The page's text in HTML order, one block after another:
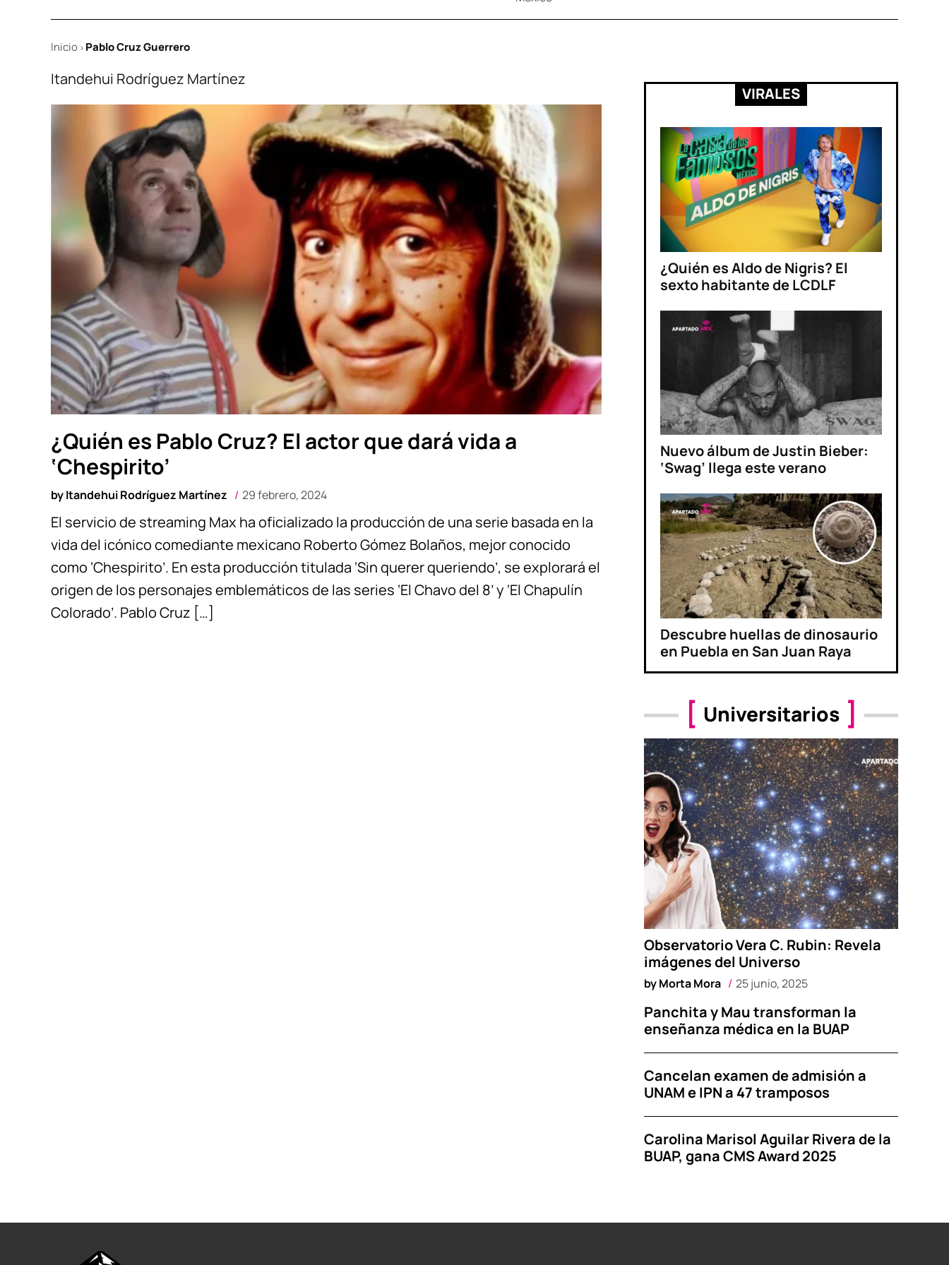
Inicio > Pablo Cruz Guerrero
Itandehui Rodríguez Martínez
¿Quién es Pablo Cruz? El actor que dará vida a
‘Chespirito’
byItandehui Rodríguez Martínez 29 febrero, 2024
El servicio de streaming Max ha oficializado la producción de una serie basada en la
vida del icónico comediante mexicano Roberto Gómez Bolaños, mejor conocido
como ‘Chespirito’. En esta producción titulada ‘Sin querer queriendo’, se explorará el
origen de los personajes emblemáticos de las series ‘El Chavo del 8’ y ‘El Chapulín
Colorado’. Pablo Cruz […]
VIRALES
¿Quién es Aldo de Nigris? El
sexto habitante de LCDLF
Nuevo álbum de Justin Bieber:
‘Swag’ llega este verano
Descubre huellas de dinosaurio
en Puebla en San Juan Raya
Universitarios
Observatorio Vera C. Rubin: Revela
imágenes del Universo
byMorta Mora 25 junio, 2025
Panchita y Mau transforman la
enseñanza médica en la BUAP
Cancelan examen de admisión a
UNAM e IPN a 47 tramposos
Carolina Marisol Aguilar Rivera de la
BUAP, gana CMS Award 2025